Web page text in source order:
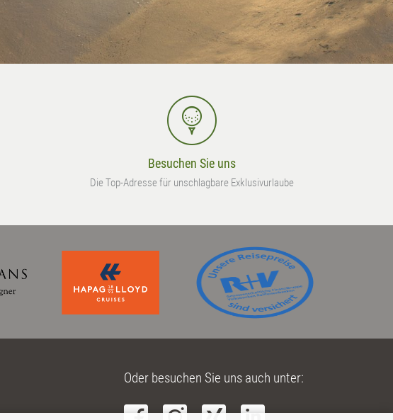
Besuchen Sie uns
Die Top-Adresse für unschlagbare Exklusivurlaube
Oder besuchen Sie uns auch unter: